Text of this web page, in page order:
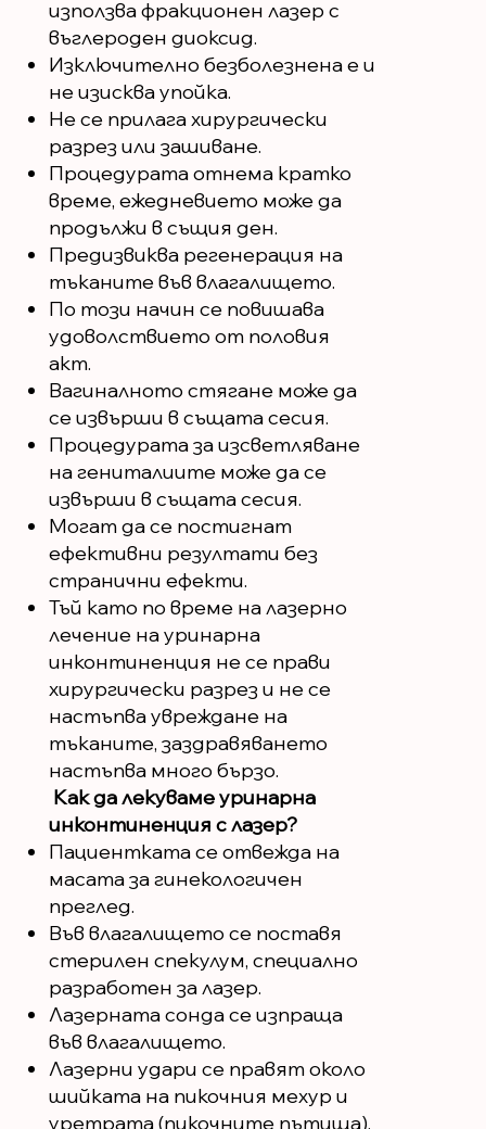
използва фракционен лазер с
въглероден диоксид.
Изключително безболезнена е и
не изисква упойка.
Не се прилага хирургически
разрез или зашиване.
Процедурата отнема кратко
време, ежедневието може да
продължи в същия ден.
Предизвиква регенерация на
тъканите във влагалището.
По този начин се повишава
удоволствието от половия
акт.
Вагиналното стягане може да
се извърши в същата сесия.
Процедурата за изсветляване
на гениталиите може да се
извърши в същата сесия.
Могат да се постигнат
ефективни резултати без
странични ефекти.
Тъй като по време на лазерно
лечение на уринарна
инконтиненция не се прави
хирургически разрез и не се
настъпва увреждане на
тъканите, заздравяването
настъпва много бързо.
Как да лекуваме уринарна
инконтиненция с лазер?
Пациентката се отвежда на
масата за гинекологичен
преглед.
Във влагалището се поставя
стерилен спекулум, специално
разработен за лазер.
Лазерната сонда се изпраща
във влагалището.
Лазерни удари се правят около
шийката на пикочния мехур и
уретрата (пикочните пътища).